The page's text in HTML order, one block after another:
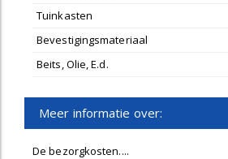
Tuinkasten
Bevestigingsmateriaal
Beits, Olie, E.d.
Meer informatie over:
De bezorgkosten....